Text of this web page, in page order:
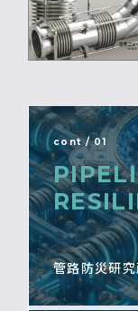
cont / 01
管路防災研究